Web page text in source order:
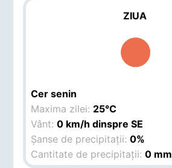
ZIUA
Cer senin
Maxima zilei: 25°C
Vânt:0 km/h dinspre SE
Șanse de precipitații:0%
Cantitate de precipitații:0 mm